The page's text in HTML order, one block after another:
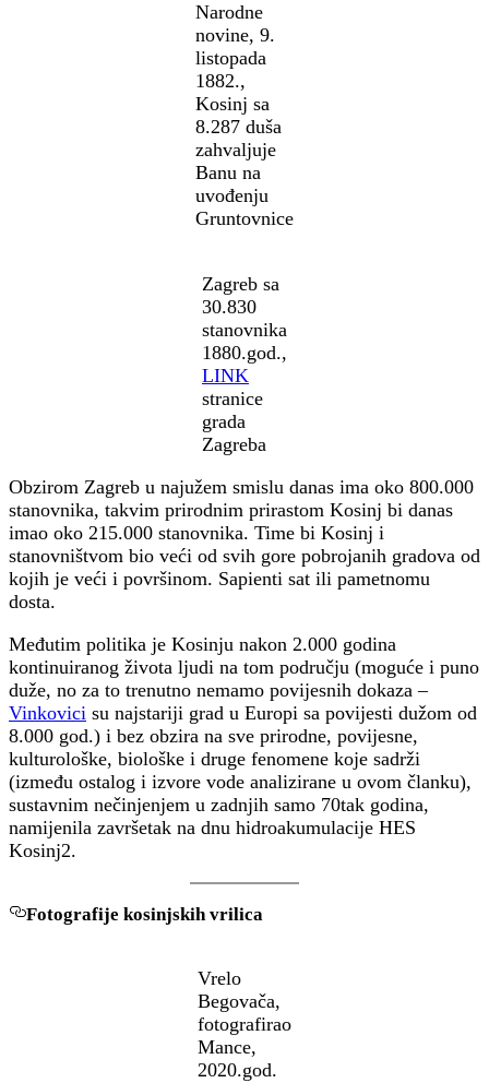
Narodne
novine, 9.
listopada
1882.,
Kosinj sa
8.287 duša
zahvaljuje
Banu na
uvođenju
Gruntovnice
Zagreb sa
30.830
stanovnika
1880.god.,
LINK
stranice
grada
Zagreba
Obzirom Zagreb u najužem smislu danas ima oko 800.000
stanovnika, takvim prirodnim prirastom Kosinj bi danas
imao oko 215.000 stanovnika. Time bi Kosinj i
stanovništvom bio veći od svih gore pobrojanih gradova od
kojih je veći i površinom. Sapienti sat ili pametnomu
dosta.
Međutim politika je Kosinju nakon 2.000 godina
kontinuiranog života ljudi na tom području (moguće i puno
duže, no za to trenutno nemamo povijesnih dokaza –
Vinkovici su najstariji grad u Europi sa povijesti dužom od
8.000 god.) i bez obzira na sve prirodne, povijesne,
kulturološke, biološke i druge fenomene koje sadrži
(između ostalog i izvore vode analizirane u ovom članku),
sustavnim nečinjenjem u zadnjih samo 70tak godina,
namijenila završetak na dnu hidroakumulacije HES
Kosinj2.
Fotografije kosinjskih vrilica
Vrelo
Begovača,
fotografirao
Mance,
2020.god.